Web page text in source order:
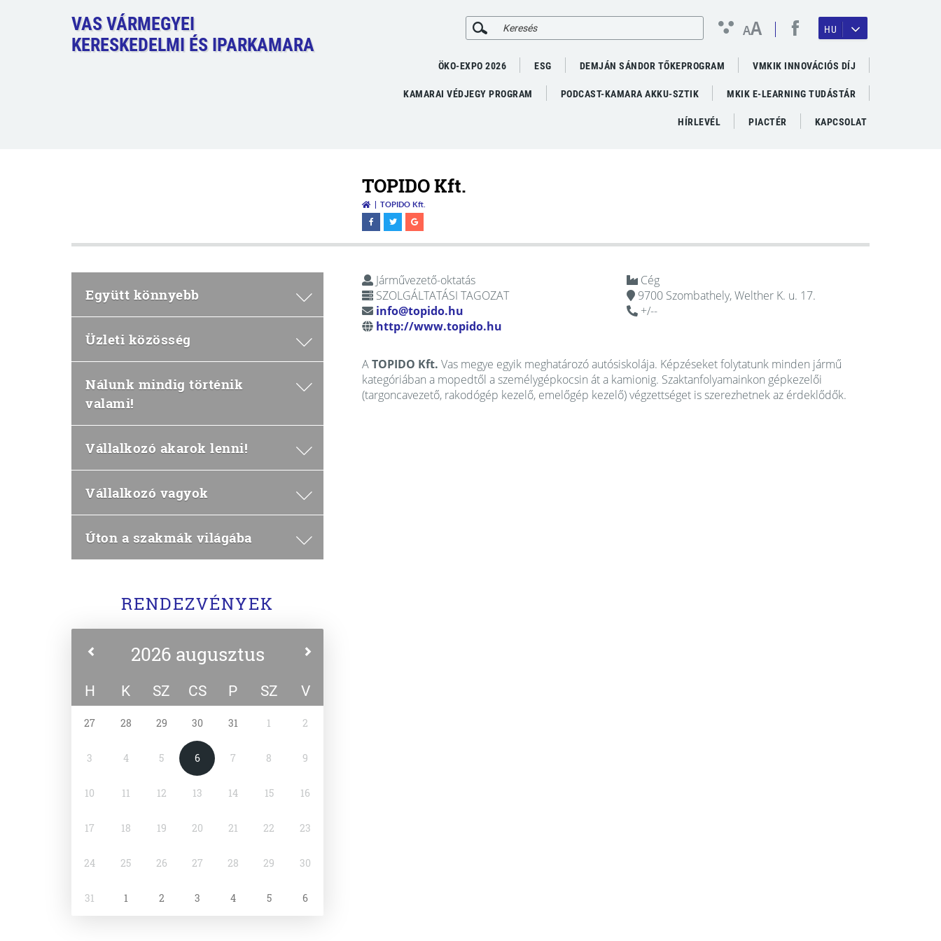
VAS VÁRMEGYEI
KERESKEDELMI ÉS IPARKAMARA
AA HU
ÖKO-EXPO 2026 ESG DEMJÁN SÁNDOR TŐKEPROGRAM VMKIK INNOVÁCIÓS DÍJ
KAMARAI VÉDJEGY PROGRAM PODCAST-KAMARA AKKU-SZTIK MKIK E-LEARNING TUDÁSTÁR
HÍRLEVÉL PIACTÉR KAPCSOLAT
TOPIDO Kft.
TOPIDO Kft.
Együtt könnyebb
Üzleti közösség
Nálunk mindig történik
valami!
Vállalkozó akarok lenni!
Vállalkozó vagyok
Úton a szakmák világába
RENDEZVÉNYEK
2026 augusztus
H K SZ CS P SZ V
27 28 29 30 31 1 2
3 4 5 6 7 8 9
10 11 12 13 14 15 16
17 18 19 20 21 22 23
24 25 26 27 28 29 30
31 1 2 3 4 5 6
Járművezető-oktatás
Cég
SZOLGÁLTATÁSI TAGOZAT
9700 Szombathely, Welther K. u. 17.
info@topido.hu
+/--
http://www.topido.hu
ATOPIDO Kft. Vas megye egyik meghatározó autósiskolája. Képzéseket folytatunk minden jármű
kategóriában a mopedtől a személygépkocsin át a kamionig. Szaktanfolyamainkon gépkezelői
(targoncavezető, rakodógép kezelő, emelőgép kezelő) végzettséget is szerezhetnek az érdeklődők.